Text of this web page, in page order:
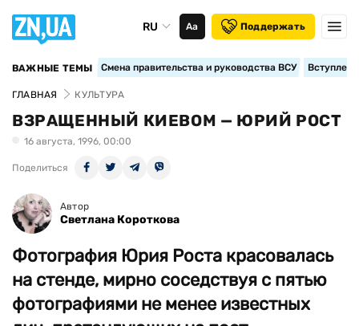
RU Аа Поддержать
ВАЖНЫЕ ТЕМЫ Смена правительства и руководства ВСУ
ГЛАВНАЯ КУЛЬТУРА
ВЗРАЩЕННЫЙ КИЕВОМ — ЮРИЙ РОСТ
16 августа, 1996, 00:00
Поделиться
Автор
Светлана Короткова
Фотография Юрия Роста красовалась
на стенде, мирно соседствуя с пятью
фотографиями не менее известных